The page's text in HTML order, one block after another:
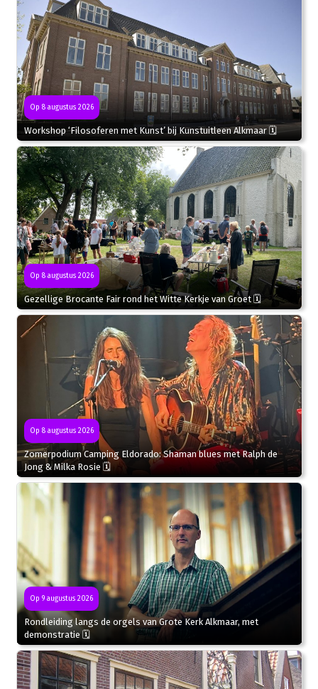
Op 8 augustus 2026
Workshop ‘Filosoferen met Kunst’ bij Kunstuitleen Alkmaar 🗓
Op 8 augustus 2026
Gezellige Brocante Fair rond het Witte Kerkje van Groet 🗓
Op 8 augustus 2026
Zomerpodium Camping Eldorado: Shaman blues met Ralph de
Jong & Milka Rosie 🗓
Op 9 augustus 2026
Rondleiding langs de orgels van Grote Kerk Alkmaar, met
demonstratie 🗓